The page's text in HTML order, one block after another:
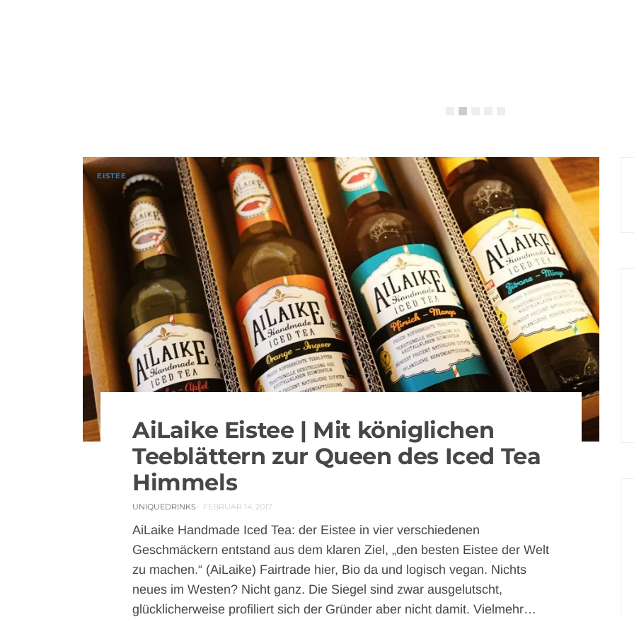
EISTEE
0 COMMENT 1984 VIEWS
AiLaike Eistee | Mit königlichen
Teeblättern zur Queen des Iced Tea
Himmels
UNIQUEDRINKS FEBRUAR 14, 2017
AiLaike Handmade Iced Tea: der Eistee in vier verschiedenen
Geschmäckern entstand aus dem klaren Ziel, „den besten Eistee der Welt
zu machen.“ (AiLaike) Fairtrade hier, Bio da und logisch vegan. Nichts
neues im Westen? Nicht ganz. Die Siegel sind zwar ausgelutscht,
glücklicherweise profiliert sich der Gründer aber nicht damit. Vielmehr…